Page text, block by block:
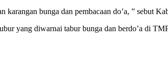
bunga dan pembacaan do’a, ” sebut
yang diwarnai tabur bunga dan berdo’a di